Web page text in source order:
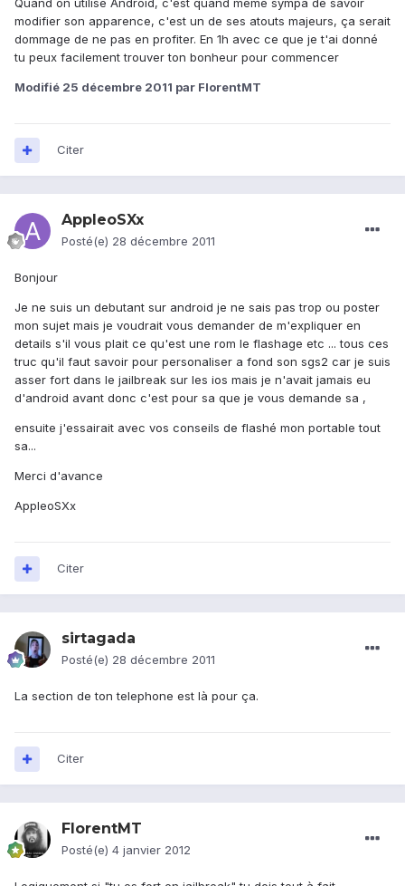
Quand on utilise Android, c'est quand même sympa de savoir
modifier son apparence, c'est un de ses atouts majeurs, ça serait
dommage de ne pas en profiter. En 1h avec ce que je t'ai donné
tu peux facilement trouver ton bonheur pour commencer
Modifié 25 décembre 2011 par FlorentMT
Citer
AppleoSXx
Posté(e) 28 décembre 2011
Bonjour
Je ne suis un debutant sur android je ne sais pas trop ou poster
mon sujet mais je voudrait vous demander de m'expliquer en
details s'il vous plait ce qu'est une rom le flashage etc ... tous ces
truc qu'il faut savoir pour personaliser a fond son sgs2 car je suis
asser fort dans le jailbreak sur les ios mais je n'avait jamais eu
d'android avant donc c'est pour sa que je vous demande sa ,
ensuite j'essairait avec vos conseils de flashé mon portable tout
sa...
Merci d'avance
AppleoSXx
Citer
sirtagada
Posté(e) 28 décembre 2011
La section de ton telephone est là pour ça.
Citer
FlorentMT
Posté(e) 4 janvier 2012